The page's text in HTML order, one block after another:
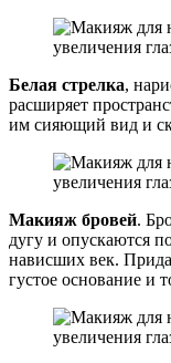
Белая стрелка,
расширяет
им сияющий вид и
Макияж бровей.
дугу и опускаются
нависших век.
густое основание и